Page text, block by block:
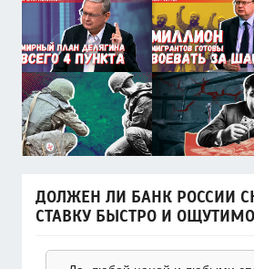
ДОЛЖЕН ЛИ БАНК РОССИИ
СТАВКУ БЫСТРО И